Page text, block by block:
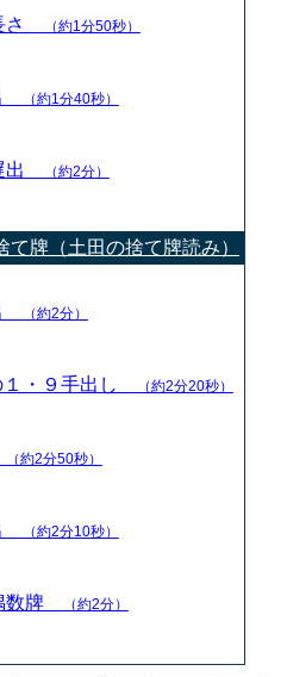
さ （約1分50秒）
（約1分40秒）
出 （約2分）
牌（土田の捨て牌読み）
（約2分）
１・９手出し （約2分20秒）
（約2分50秒）
（約2分10秒）
数牌 （約2分）